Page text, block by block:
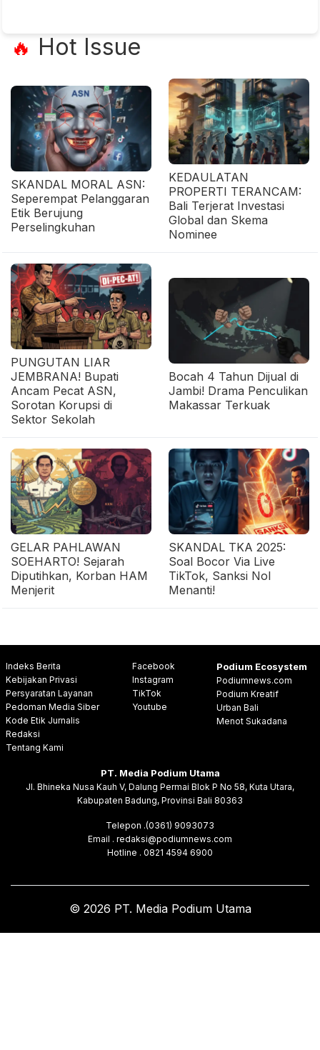
🔥 Hot Issue
SKANDAL MORAL ASN:
Seperempat Pelanggaran
Etik Berujung
Perselingkuhan
KEDAULATAN
PROPERTI TERANCAM:
Bali Terjerat Investasi
Global dan Skema
Nominee
PUNGUTAN LIAR
JEMBRANA! Bupati
Ancam Pecat ASN,
Sorotan Korupsi di
Sektor Sekolah
Bocah 4 Tahun Dijual di
Jambi! Drama Penculikan
Makassar Terkuak
GELAR PAHLAWAN
SOEHARTO! Sejarah
Diputihkan, Korban HAM
Menjerit
SKANDAL TKA 2025:
Soal Bocor Via Live
TikTok, Sanksi Nol
Menanti!
Indeks Berita
Kebijakan Privasi
Persyaratan Layanan
Pedoman Media Siber
Kode Etik Jurnalis
Redaksi
Tentang Kami
Facebook
Instagram
TikTok
Youtube
Podium Ecosystem
Podiumnews.com
Podium Kreatif
Urban Bali
Menot Sukadana
PT. Media Podium Utama
Jl. Bhineka Nusa Kauh V, Dalung Permai Blok P No 58, Kuta Utara,
Kabupaten Badung, Provinsi Bali 80363
Telepon .(0361) 9093073
Email . redaksi@podiumnews.com
Hotline . 0821 4594 6900
© 2026 PT. Media Podium Utama